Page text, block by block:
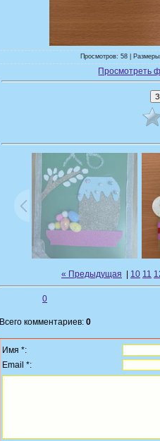
Просмотров: 58 |
Просмотреть
« Предыдущая 10 11
0
Всего комментариев: 0
Имя *:
Email *: